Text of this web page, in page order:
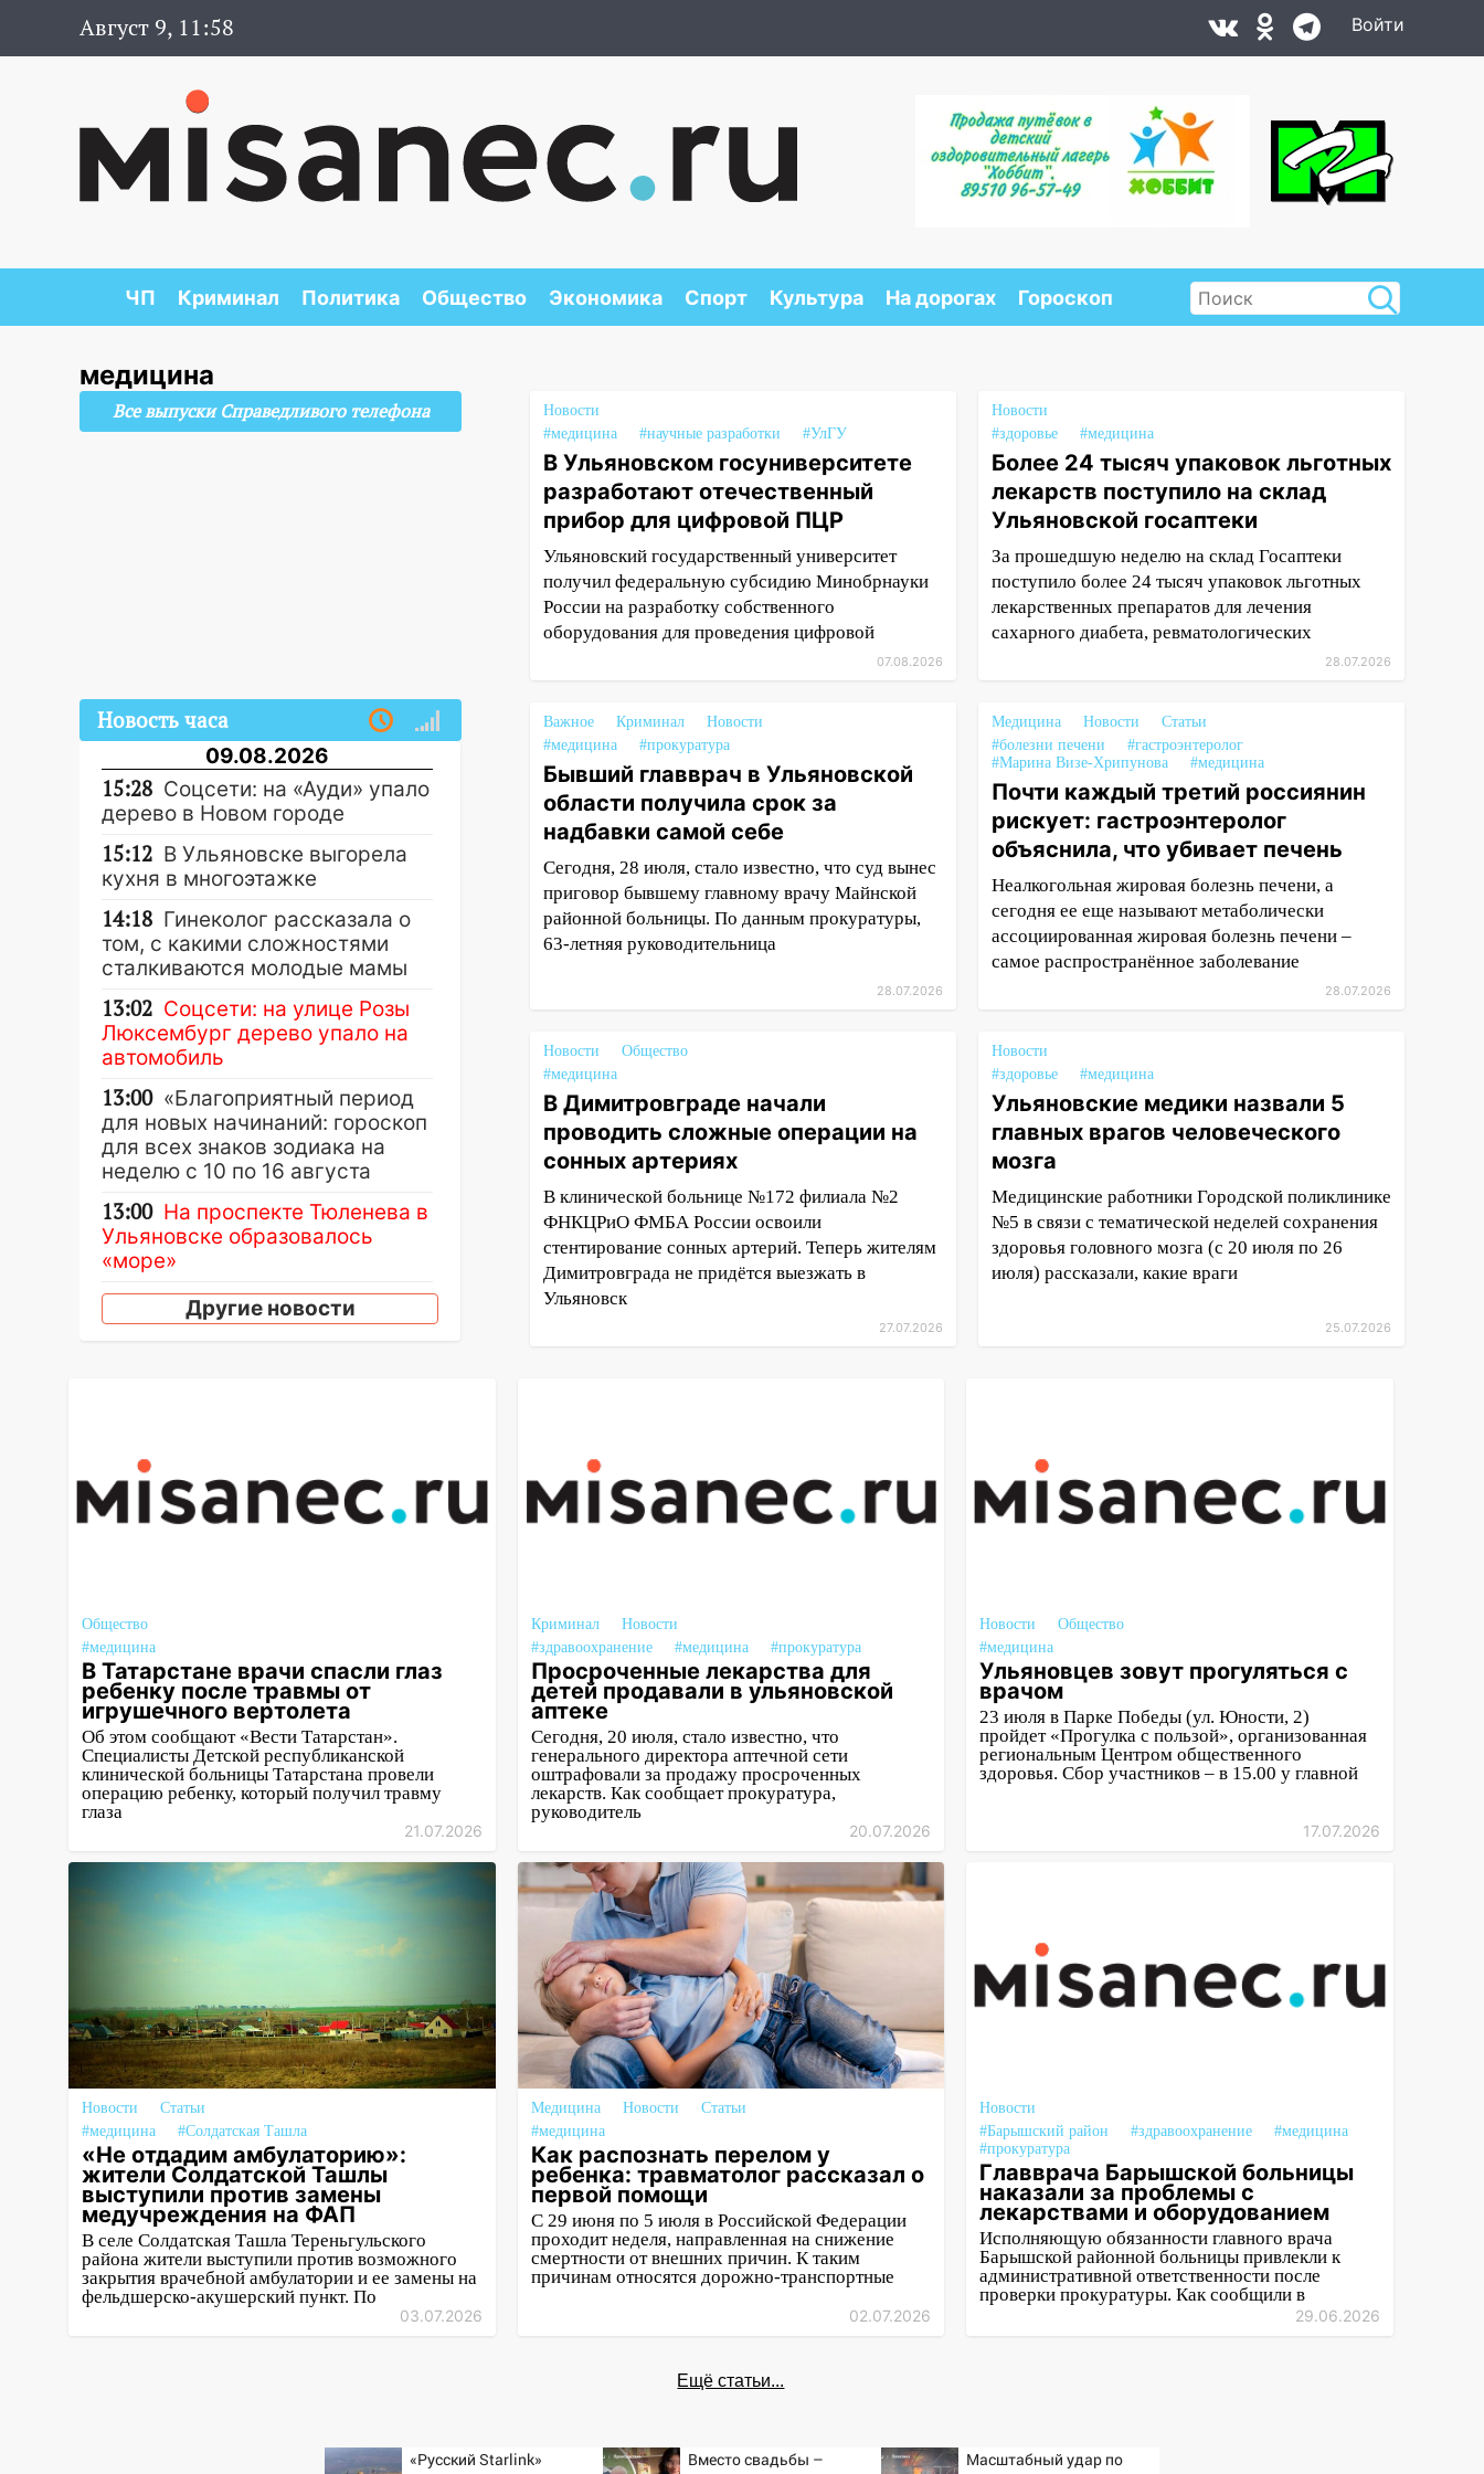
Август 9, 11:58 Войти
ЧП Криминал Политика Общество Экономика Спорт Культура На дорогах Гороскоп
медицина
Новости
#медицина
#научные разработки #УлГУ
В Ульяновском госуниверситете
разработают отечественный
прибор для цифровой ПЦР
Ульяновский государственный университет
получил федеральную субсидию Минобрнауки
России на разработку собственного
оборудования для проведения цифровой
07.08.2026
Новости
#здоровье
#медицина
Более 24 тысяч упаковок льготных
лекарств поступило на склад
Ульяновской госаптеки
За прошедшую неделю на склад Госаптеки
поступило более 24 тысяч упаковок льготных
лекарственных препаратов для лечения
сахарного диабета, ревматологических
28.07.2026
Важное Криминал
Новости
#медицина
#прокуратура
Бывший главврач в Ульяновской
области получила срок за
надбавки самой себе
Сегодня, 28 июля, стало известно, что суд вынес
приговор бывшему главному врачу Майнской
районной больницы. По данным прокуратуры,
63-летняя руководительница
28.07.2026
Медицина Новости
Статьи
#болезни печени
#гастроэнтеролог
#Марина Визе-Хрипунова
#медицина
Почти каждый третий россиянин
рискует: гастроэнтеролог
объяснила, что убивает печень
Неалкогольная жировая болезнь печени, а
сегодня ее еще называют метаболически
ассоциированная жировая болезнь печени –
самое распространённое заболевание
28.07.2026
Новости
Общество
#медицина
В Димитровграде начали
проводить сложные операции на
сонных артериях
В клинической больнице №172 филиала №2
ФНКЦРиО ФМБА России освоили
стентирование сонных артерий. Теперь жителям
Димитровграда не придётся выезжать в
Ульяновск
27.07.2026
Новости
#здоровье
#медицина
Ульяновские медики назвали 5
главных врагов человеческого
мозга
Медицинские работники Городской поликлинике
№5 в связи с тематической неделей сохранения
здоровья головного мозга (с 20 июля по 26
июля) рассказали, какие враги
25.07.2026
Все выпуски Справедливого телефона
Новость часа
09.08.2026
15:28 Соцсети: на «Ауди» упало
дерево в Новом городе
15:12 В Ульяновске выгорела
кухня в многоэтажке
14:18 Гинеколог рассказала о
том, с какими сложностями
сталкиваются молодые мамы
13:02 Соцсети: на улице Розы
Люксембург дерево упало на
автомобиль
13:00 «Благоприятный период
для новых начинаний: гороскоп
для всех знаков зодиака на
неделю с 10 по 16 августа
13:00 На проспекте Тюленева в
Ульяновске образовалось
«море»
12:57 В Ульяновской области
ожидается крупный град
11:55
на машину во время сильного
ливня в Ульяновске
итоги недели в Ульяновской
области
09:18 Из-за ливня
заблокировано движение
трамваев в Ульяновске
09:15
Ураган, изнасилование
ребенка, автоподставы и атака
беспилотников: важные итоги
прошедшей недели в
Ульяновской области
восстановили трамвайную и
инфраструктуру после шторма.
08:19 Внимание! В
Цильнинском районе пропал
67-летний мужчина
08:11
На Ульяновск снова
надвигается непогода
07:30 Евро-3 вместо Евро-5:
что означают классы бензина и
можно ли заливать «старое»
топливо в современные
автомобили
измениться: гороскоп на 9
Другие новости
Общество
#медицина
В Татарстане врачи спасли глаз
ребенку после травмы от
игрушечного вертолета
Об этом сообщают «Вести Татарстан».
Специалисты Детской республиканской
клинической больницы Татарстана провели
операцию ребенку, который получил травму
глаза
21.07.2026
Криминал
Новости
#здравоохранение
#медицина #прокуратура
Просроченные лекарства для
детей продавали в ульяновской
аптеке
Сегодня, 20 июля, стало известно, что
генерального директора аптечной сети
оштрафовали за продажу просроченных
лекарств. Как сообщает прокуратура,
руководитель
20.07.2026
Новости
Общество
#медицина
Ульяновцев зовут прогуляться с
врачом
23 июля в Парке Победы (ул. Юности, 2)
пройдет «Прогулка с пользой», организованная
региональным Центром общественного
здоровья. Сбор участников – в 15.00 у главной
17.07.2026
Новости
Статьи
#медицина
#Солдатская Ташла
«Не отдадим амбулаторию»:
жители Солдатской Ташлы
выступили против замены
медучреждения на ФАП
В селе Солдатская Ташла Тереньгульского
района жители выступили против возможного
закрытия врачебной амбулатории и ее замены на
фельдшерско-акушерский пункт. По
03.07.2026
Медицина Новости
Статьи
#медицина
Как распознать перелом у
ребенка: травматолог рассказал о
первой помощи
С 29 июня по 5 июля в Российской Федерации
проходит неделя, направленная на снижение
смертности от внешних причин. К таким
причинам относятся дорожно-транспортные
02.07.2026
Новости
#Барышский район
#здравоохранение
#медицина
#прокуратура
Главврача Барышской больницы
наказали за проблемы с
лекарствами и оборудованием
Исполняющую обязанности главного врача
Барышской районной больницы привлекли к
административной ответственности после
проверки прокуратуры. Как сообщили в
29.06.2026
Ещё статьи...
«Русский Starlink»
Вместо свадьбы –
Масштабный удар по